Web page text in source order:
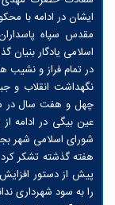
ایشان در ادامه با
مقدس سپاه
اسلامی یادگار بنیان
در تمام فراز و نشیب
نگهداشت انقلاب و
چهل و هفت سال در
عین بیگی در ادامه
شورای اسلامی شهر
هفته گذشته تشکر
را به سود شهرداری